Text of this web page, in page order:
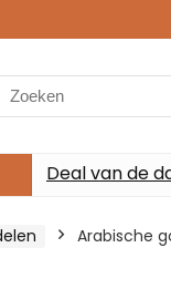
Search
Deal van de
Arabische